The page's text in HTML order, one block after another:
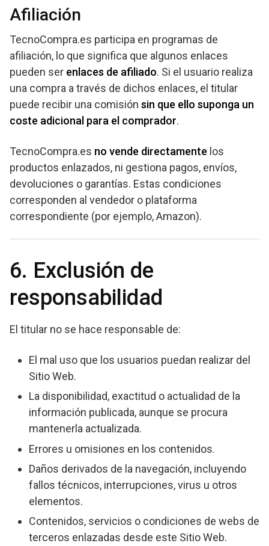
Afiliación
TecnoCompra.es participa en programas de
afiliación, lo que significa que algunos enlaces
pueden ser enlaces de afiliado. Si el usuario realiza
una compra a través de dichos enlaces, el titular
puede recibir una comisión sin que ello suponga un
coste adicional para el comprador.
TecnoCompra.es no vende directamente los
productos enlazados, ni gestiona pagos, envíos,
devoluciones o garantías. Estas condiciones
corresponden al vendedor o plataforma
correspondiente (por ejemplo, Amazon).
6. Exclusión de
responsabilidad
El titular no se hace responsable de:
El mal uso que los usuarios puedan realizar del
Sitio Web.
La disponibilidad, exactitud o actualidad de la
información publicada, aunque se procura
mantenerla actualizada.
Errores u omisiones en los contenidos.
Daños derivados de la navegación, incluyendo
fallos técnicos, interrupciones, virus u otros
elementos.
Contenidos, servicios o condiciones de webs de
terceros enlazadas desde este Sitio Web.